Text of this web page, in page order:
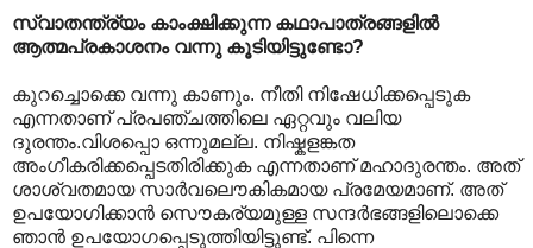
സ്വാതന്ത്ര്യം കാംക്ഷിക്കുന്ന കഥാപാത്രങ്ങളില്‍
ആത്മപ്രകാശനം വന്നു കൂടിയിട്ടുണ്ടോ?
കുറച്ചൊക്കെ വന്നു കാണും. നീതി നിഷേധിക്കപ്പെടുക
എന്നതാണ് പ്രപഞ്ചത്തിലെ ഏറ്റവും വലിയ
ദുരന്തം.വിശപ്പൊ ഒന്നുമല്ല. നിഷ്കളങ്കത
അംഗീകരിക്കപ്പെടതിരിക്കുക എന്നതാണ് മഹാദുരന്തം. അത്
ശാശ്വതമായ സാര്‍വലൌകികമായ പ്രമേയമാണ്. അത്
ഉപയോഗിക്കാന്‍ സൌകര്യമുള്ള സന്ദര്‍ഭങ്ങളിലൊക്കെ
ഞാന്‍ ഉപയോഗപ്പെടുത്തിയിട്ടുണ്ട്. പിന്നെ